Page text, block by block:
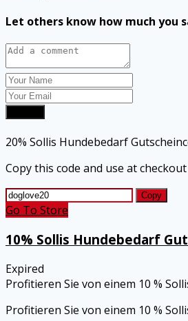
Let others know how much you
20% Sollis Hundebedarf
Copy this code and use at checkout
Copy
Go To Store
10% Sollis Hundebedarf
Expired
Profitieren Sie von einem 10 %
Profitieren Sie von einem 10 %